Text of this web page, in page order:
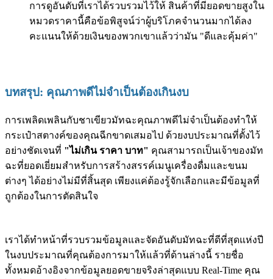
การดูอันดับที่เราได้รวบรวมไว้ให้ สินค้าที่มียอดขายสูงใน
หมวดราคานี้คือข้อพิสูจน์ว่าผู้บริโภคจำนวนมากได้ลง
คะแนนให้ด้วยเงินของพวกเขาแล้วว่ามัน "ดีและคุ้มค่า"
บทสรุป: คุณภาพดีไม่จำเป็นต้องเกินงบ
การเพลิดเพลินกับชาเขียวมัทฉะคุณภาพดีไม่จำเป็นต้องทำให้
กระเป๋าสตางค์ของคุณฉีกขาดเสมอไป ด้วยงบประมาณที่ตั้งไว้
อย่างชัดเจนที่ "ไม่เกิน ราคา บาท" คุณสามารถเป็นเจ้าของมัท
ฉะที่ยอดเยี่ยมสำหรับการสร้างสรรค์เมนูเครื่องดื่มและขนม
ต่างๆ ได้อย่างไม่มีที่สิ้นสุด เพียงแค่ต้องรู้จักเลือกและมีข้อมูลที่
ถูกต้องในการตัดสินใจ
เราได้ทำหน้าที่รวบรวมข้อมูลและจัดอันดับมัทฉะที่ดีที่สุดแห่งปี
ในงบประมาณที่คุณต้องการมาให้แล้วที่ด้านล่างนี้ รายชื่อ
ทั้งหมดอ้างอิงจากข้อมูลยอดขายจริงล่าสุดแบบ Real-Time คุณ